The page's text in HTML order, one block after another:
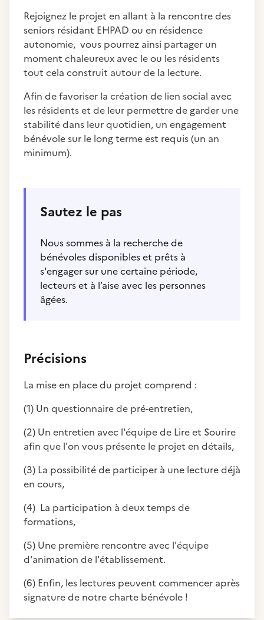
Rejoignez le projet en allant à la rencontre des
seniors résidant EHPAD ou en résidence
autonomie, vous pourrez ainsi partager un
moment chaleureux avec le ou les résidents
tout cela construit autour de la lecture.
Afin de favoriser la création de lien social avec
les résidents et de leur permettre de garder une
stabilité dans leur quotidien, un engagement
bénévole sur le long terme est requis (un an
minimum).
Sautez le pas
Nous sommes à la recherche de
bénévoles disponibles et prêts à
s'engager sur une certaine période,
lecteurs et à l’aise avec les personnes
âgées.
Précisions
La mise en place du projet comprend :
(1) Un questionnaire de pré-entretien,
(2) Un entretien avec l'équipe de Lire et Sourire
afin que l'on vous présente le projet en détails,
(3) La possibilité de participer à une lecture déjà
en cours,
(4) La participation à deux temps de
formations,
(5) Une première rencontre avec l'équipe
d'animation de l'établissement.
(6) Enfin, les lectures peuvent commencer après
signature de notre charte bénévole !